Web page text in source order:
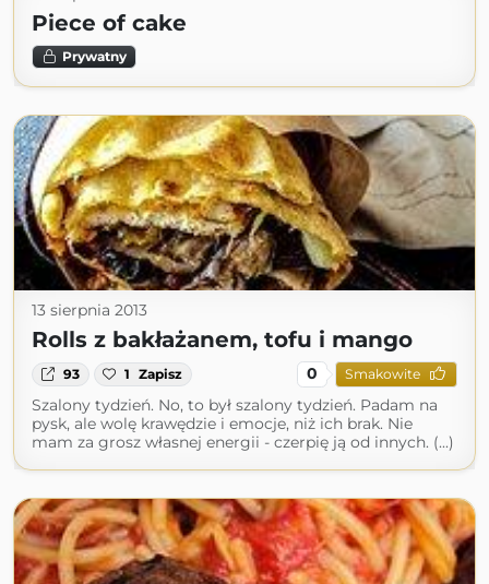
Piece of cake
Prywatny
13 sierpnia 2013
Rolls z bakłażanem, tofu i mango
93 1 Zapisz 0 Smakowite
Szalony tydzień. No, to był szalony tydzień. Padam na
pysk, ale wolę krawędzie i emocje, niż ich brak. Nie
mam za grosz własnej energii - czerpię ją od innych. (...)